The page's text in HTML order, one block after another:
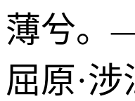
薄兮。
屈原·涉